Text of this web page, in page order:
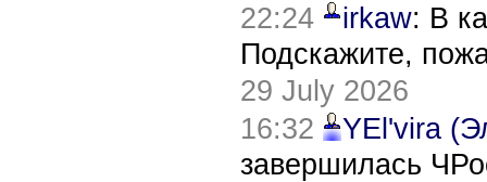
22:24
irkaw: В
Подскажите,
29 July 2026
16:32
YEl'vira
завершилась